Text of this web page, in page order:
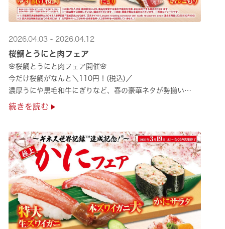
2026.04.03 - 2026.04.12
桜鯛とうにと肉フェア
🌸桜鯛とうにと肉フェア開催🌸
今だけ桜鯛がなんと＼110円！(税込)／
濃厚うにや黒毛和牛にぎりなど、春の豪華ネタが勢揃い
是非お越しください✨
続きを読む